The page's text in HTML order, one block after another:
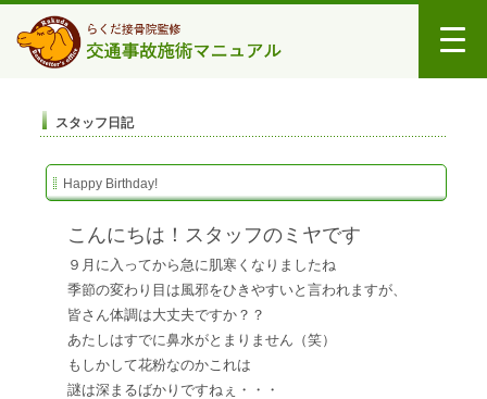
スタッフ日記
Happy Birthday!
こんにちは！スタッフのミヤです
９月に入ってから急に肌寒くなりましたね
季節の変わり目は風邪をひきやすいと言われますが、
皆さん体調は大丈夫ですか？？
あたしはすでに鼻水がとまりません （笑）
もしかして花粉なのかこれは
謎は深まるばかりですねぇ・・・